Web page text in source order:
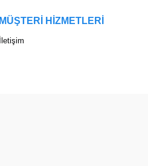
MÜŞTERİ HİZMETLERİ
İletişim